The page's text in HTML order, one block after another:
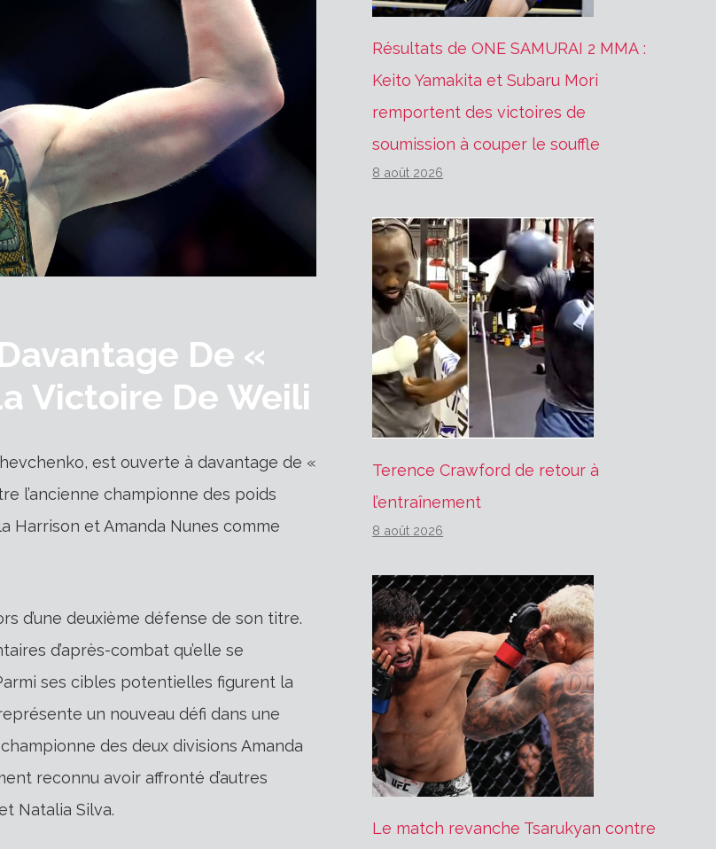
De «
Victoire De Weili
est ouverte à davantage de «
l’ancienne championne des poids
Harrison et Amanda Nunes comme
d’une deuxième défense de son titre.
d’après-combat qu’elle se
ses cibles potentielles figurent la
un nouveau défi dans une
des deux divisions Amanda
reconnu avoir affronté d’autres
Natalia Silva.
Résultats de ONE SAMURAI 2 MMA :
Keito Yamakita et Subaru Mori
remportent des victoires de
soumission à couper le souffle
8 août 2026
Terence Crawford de retour à
l’entraînement
8 août 2026
Le match revanche Tsarukyan contre